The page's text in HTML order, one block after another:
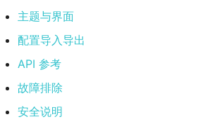
主题与界面
配置导入导出
API 参考
故障排除
安全说明